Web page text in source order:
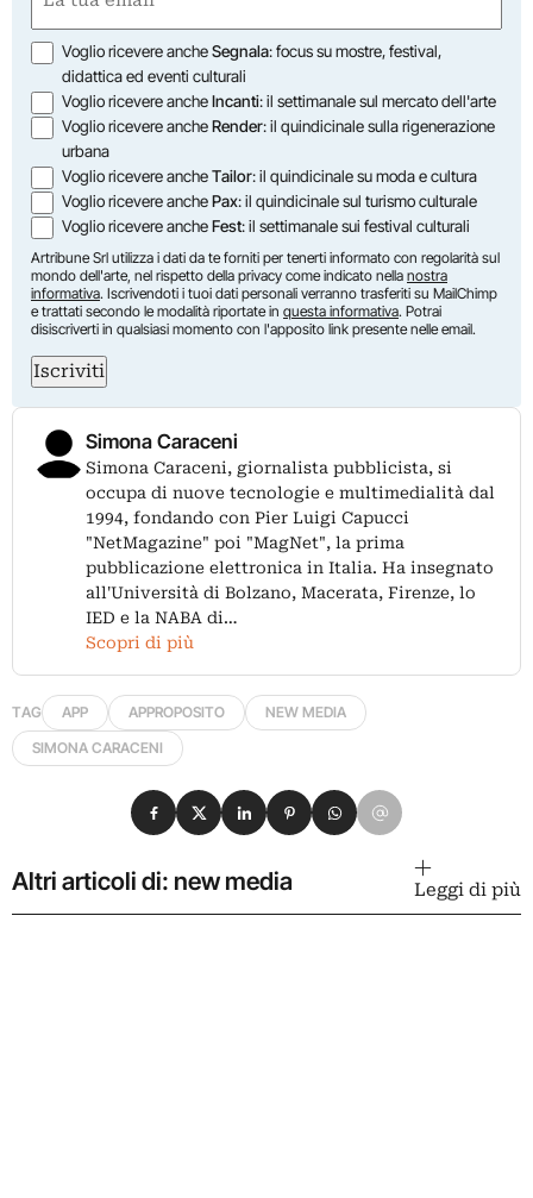
(Obbligatorio)
Opzioni
Voglio ricevere ancheSegnala: focus su mostre, festival,
didattica ed eventi culturali
Voglio ricevere ancheIncanti: il settimanale sul mercato dell'arte
Voglio ricevere ancheRender: il quindicinale sulla rigenerazione
urbana
Voglio ricevere ancheTailor: il quindicinale su moda e cultura
Voglio ricevere anchePax: il quindicinale sul turismo culturale
Voglio ricevere ancheFest: il settimanale sui festival culturali
Artribune Srl utilizza i dati da te forniti per tenerti informato con regolarità sul
mondo dell'arte, nel rispetto della privacy come indicato nella nostra
informativa. Iscrivendoti i tuoi dati personali verranno trasferiti su MailChimp
e trattati secondo le modalità riportate in questa informativa. Potrai
disiscriverti in qualsiasi momento con l'apposito link presente nelle email.
Iscriviti
Simona Caraceni
Simona Caraceni, giornalista pubblicista, si
occupa di nuove tecnologie e multimedialità dal
1994, fondando con Pier Luigi Capucci
"NetMagazine" poi "MagNet", la prima
pubblicazione elettronica in Italia. Ha insegnato
all'Università di Bolzano, Macerata, Firenze, lo
IED e la NABA di…
Scopri di più
TAG APP APPROPOSITO
NEW MEDIA
SIMONA CARACENI
Condividi su Facebook
Condividi su X
Condividi su LinkedIn
Condividi su Pinterest
Condividi su WhatsApp
Condividi su Email
Altri articoli di: new media Leggi di più